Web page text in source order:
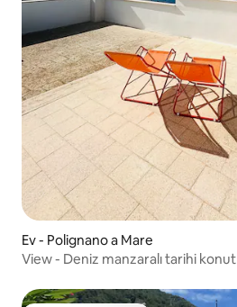
Ev - Polignano a Mare
View - Deniz manzaralı tarihi konut